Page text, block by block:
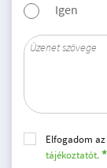
Igen
Elfogadom az
tájékoztatót.